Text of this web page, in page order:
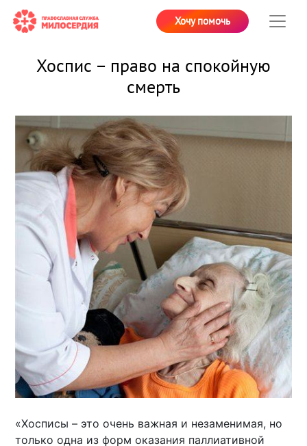
Хочу помочь
Хоспис – право на спокойную
смерть
«Хосписы – это очень важная и незаменимая, но
только одна из форм оказания паллиативной